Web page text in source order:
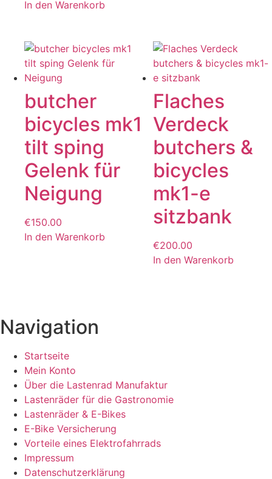
In den Warenkorb
butcher
bicycles mk1
tilt sping
Gelenk für
Neigung
€150.00
In den Warenkorb
Flaches
Verdeck
butchers &
bicycles
mk1-e
sitzbank
€200.00
In den Warenkorb
Navigation
Startseite
Mein Konto
Über die Lastenrad Manufaktur
Lastenräder für die Gastronomie
Lastenräder & E-Bikes
E-Bike Versicherung
Vorteile eines Elektrofahrrads
Impressum
Datenschutzerklärung